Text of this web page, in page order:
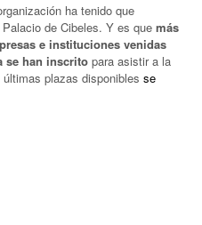
ha tenido que
de Cibeles. Y es quemás
e instituciones venidas
se han inscrito para asistir a la
últimas plazas disponiblesse